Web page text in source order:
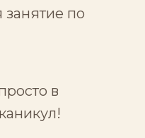
занятие по
в